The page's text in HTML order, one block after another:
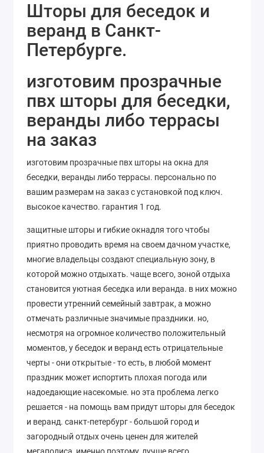
Шторы для беседок и
веранд в Санкт-
Петербурге.
изготовим прозрачные
пвх шторы для беседки,
веранды либо террасы
на заказ
изготовим прозрачные пвх шторы на окна для
беседки, веранды либо террасы. персонально по
вашим размерам на заказ с установкой под ключ.
высокое качество. гарантия 1 год.
защитные шторы и гибкие окнадля того чтобы
приятно проводить время на своем дачном участке,
многие владельцы создают специальную зону, в
которой можно отдыхать. чаще всего, зоной отдыха
становится уютная беседка или веранда. в них можно
провести утренний семейный завтрак, а можно
отмечать различные значимые праздники. но,
несмотря на огромное количество положительный
моментов, у беседок и веранд есть отрицательные
черты - они открытые - то есть, в любой момент
праздник может испортить плохая погода или
надоедающие насекомые. но эта проблема легко
решается - на помощь вам придут шторы для беседок
и веранд. санкт-петербург - большой город и
загородный отдых очень ценен для жителей
мегаполиса, именно поэтому, лучше всего,